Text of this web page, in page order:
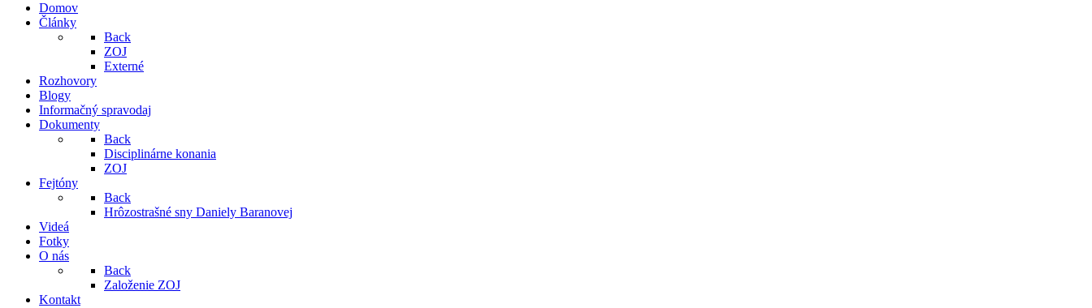
Domov
Články
Back
ZOJ
Externé
Rozhovory
Blogy
Informačný spravodaj
Dokumenty
Back
Disciplinárne konania
ZOJ
Fejtóny
Back
Hrôzostrašné sny Daniely Baranovej
Videá
Fotky
O nás
Back
Založenie ZOJ
Kontakt